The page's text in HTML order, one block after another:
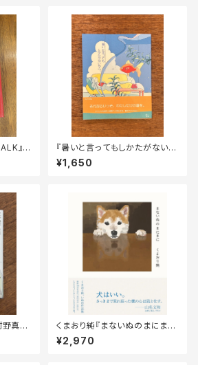
』v
『暑いと言ってもしかたがないか
ら、』
¥1,650
野真朱
くまおり純『まないぬのまにま
に』
¥2,970